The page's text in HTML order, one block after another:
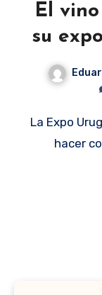
El
su
La Expo Uruguay Wine, un evento destinado a
hacer